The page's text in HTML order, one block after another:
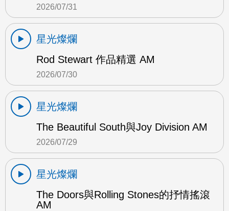
2026/07/31
星光燦爛
Rod Stewart 作品精選 AM
2026/07/30
星光燦爛
The Beautiful South與Joy Division AM
2026/07/29
星光燦爛
The Doors與Rolling Stones的抒情搖滾
AM